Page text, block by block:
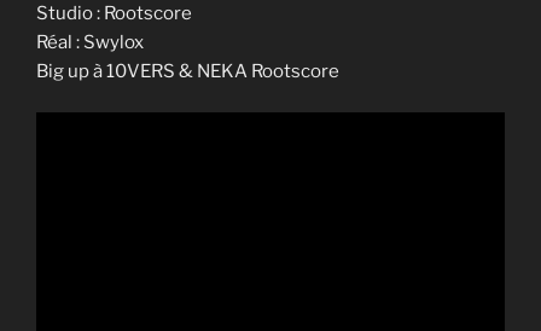
Studio : Rootscore
Réal : Swylox
Big up à 10VERS & NEKA Rootscore